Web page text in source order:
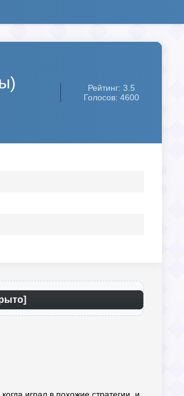
Рейтинг: 3.5
Голосов: 4600